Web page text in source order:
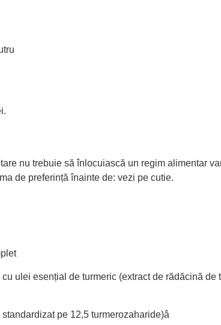
nu trebuie să înlocuiască un regim alimentar
de preferință înainte de: vezi pe cutie.
ulei esențial de turmeric (extract de rădăcină
pe 12,5 turmerozaharide)â